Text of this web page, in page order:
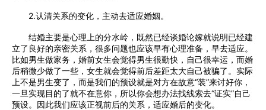
2.认清关系的变化，主动去适应婚姻。
结婚主要是心理上的分水岭，既然已经谈婚论嫁就说明已经建
立了良好的亲密关系，很多问题也应该早有心理准备，早去适应。
比如男生做家务，婚前女生会觉得男生很勤快，自己很幸运，而婚
后稍微少做了一些，女生就会觉得前后差距太大自己被骗了。实际
上不是男生变了，而是我们的预设就是对方在故意“装”来讨好你，
一旦实现目的了就不在意你，所以你会想办法找线索去“证实”自己
预设。因此我们应该正视前后的关系，适应婚后的变化。